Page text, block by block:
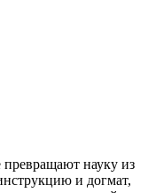
превращают науку из
и догмат,